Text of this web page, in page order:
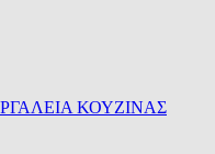
ΚΟΥΖΙΝΑΣ